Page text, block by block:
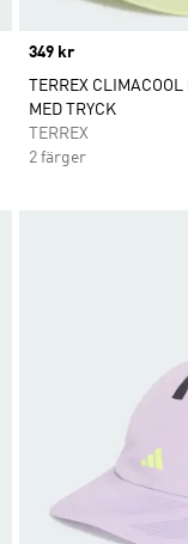
Price
349 kr
TERREX
MED TRYCK
TERREX
2 färger